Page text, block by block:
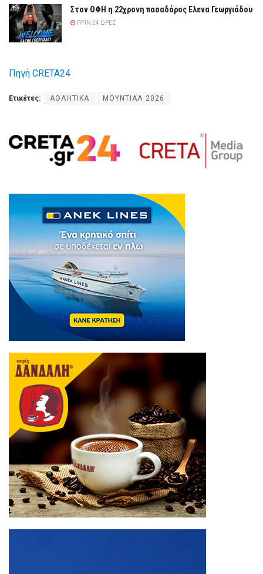
Στον ΟΦΗ η 22χρονη πασαδόρος Ελενα Γεωργιάδου
ΠΡΙΝ 24 ΏΡΕΣ
Πηγή CRETA24
Ετικέτες: ΑΘΛΗΤΙΚΑ ΜΟΥΝΤΙΑΛ 2026